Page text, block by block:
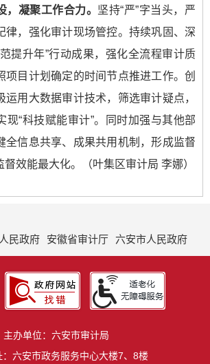
，凝聚工作合力。 坚持“严”字当头，严
律，强化审计现场管控。持续巩固、深
提升年”行动成果，强化全流程审计质
项目计划确定的时间节点推进工作。创
运用大数据审计技术，筛选审计疑点，
现“科技赋能审计”。同时加强与其他部
全信息共享、成果共用机制，形成监督
效能最大化。（叶集区审计局 李娜）
民政府 安徽省审计厅 六安市人民政府
主办单位：六安市审计局
：六安市政务服务中心大楼7、8楼